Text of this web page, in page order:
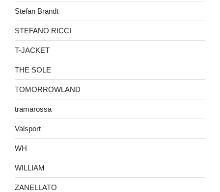
Stefan Brandt
STEFANO RICCI
T-JACKET
THE SOLE
TOMORROWLAND
tramarossa
Valsport
WH
WILLIAM
ZANELLATO